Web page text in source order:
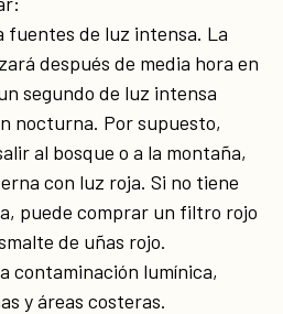
fuentes de luz intensa. La
después de media hora en
segundo de luz intensa
nocturna. Por supuesto,
al bosque o a la montaña,
con luz roja. Si no tiene
puede comprar un filtro rojo
de uñas rojo.
contaminación lumínica,
y áreas costeras.